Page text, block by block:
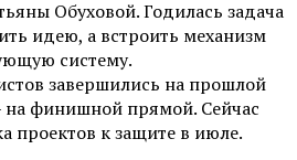
Обуховой. Годилась задача
идею, а встроить механизм
систему.
завершились на прошлой
на финишной прямой. Сейчас
проектов к защите в июле.